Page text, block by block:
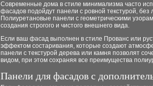
Современные дома в стиле минимализма часто
фасадов подойдут панели с ровной текстурой,
Полиуретановые панели с геометрическими
создания строгого и чистого внешнего вида.
Если ваш фасад выполнен в стиле Прованс или
эффектом состаривания, которые создают
панели с текстурой дерева или камня позволят
видом, при этом сохраняя все преимущества
Панели для фасадов с